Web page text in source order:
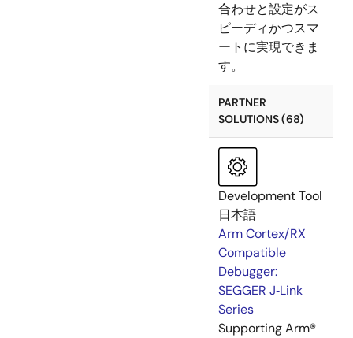
合わせと設定がス
ピーディかつスマ
ートに実現できま
す。
PARTNER
SOLUTIONS (68)
Development Tool
日本語
Arm Cortex/RX
Compatible
Debugger:
SEGGER J‑Link
Series
Supporting Arm®